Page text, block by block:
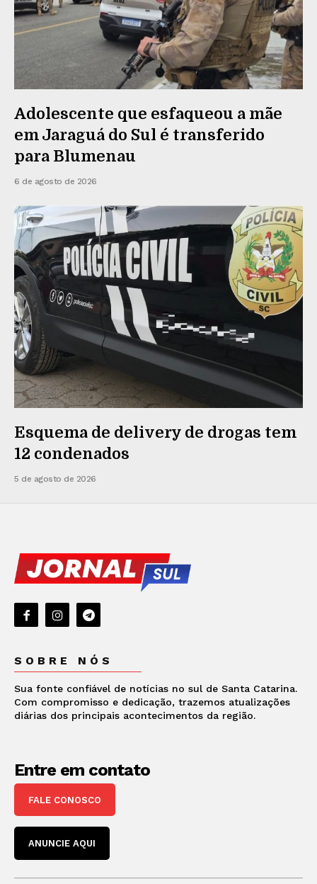
Adolescente que esfaqueou a mãe
em Jaraguá do Sul é transferido
para Blumenau
6 de agosto de 2026
Esquema de delivery de drogas tem
12 condenados
5 de agosto de 2026
SOBRE NÓS
Sua fonte confiável de notícias no sul de Santa Catarina.
Com compromisso e dedicação, trazemos atualizações
diárias dos principais acontecimentos da região.
Entre em contato
FALE CONOSCO
ANUNCIE AQUI